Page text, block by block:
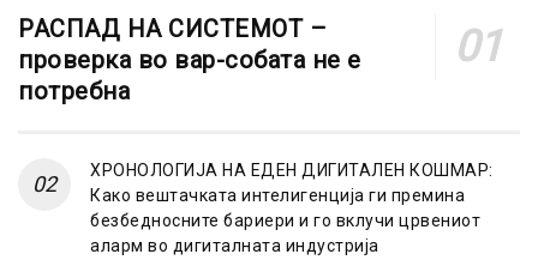
РАСПАД НА СИСТЕМОТ –
проверка во вар-собата не е
потребна
ХРОНОЛОГИЈА НА ЕДЕН ДИГИТАЛЕН КОШМАР:
Како вештачката интелигенција ги премина
безбедносните бариери и го вклучи црвениот
аларм во дигиталната индустрија